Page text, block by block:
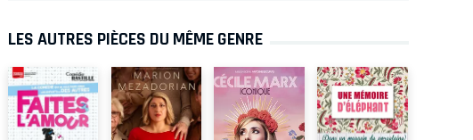
LES AUTRES PIÈCES DU MÊME GENRE